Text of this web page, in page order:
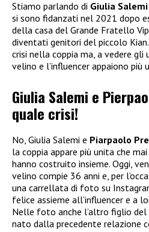
Stiamo parlando di Giulia Salemi
si sono fidanzati nel 2021 dopo
della casa del Grande Fratello
diventati genitori del piccolo
crisi nella coppia ma, a vedere gli
velino e l’influencer appaiono più
Giulia Salemi e
quale crisi!
No, Giulia Salemi e Piarpaolo
la coppia appare più unita che
hanno costruito insieme. Oggi,
velino compie 36 anni e, per
una carrellata di foto su
felice assieme all’influencer e a
Nelle foto anche l’altro figlio del
nato dalla precedente relazione